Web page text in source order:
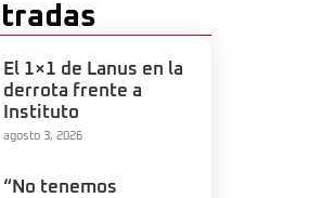
El 1×1 de Lanus en la
derrota frente a
Instituto
agosto 3, 2026
“No tenemos